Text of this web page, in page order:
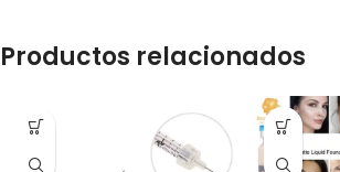
Productos relacionados